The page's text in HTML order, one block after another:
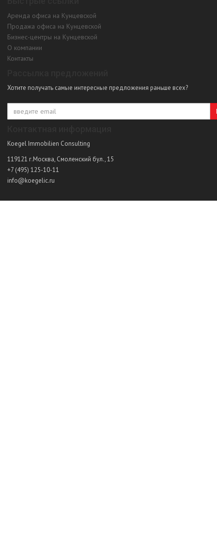
Аренда офиса на Кунцевской
Продажа офиса на Кунцевской
Бизнес-центры на Кунцевской
О компании
Контакты
Хотите получать самые интересные предложения раньше всех?
Koegel Immobilien Consulting
119121 г.Москва, Смоленский бул., 15
+7 (495) 125-10-11
info@koegelic.ru